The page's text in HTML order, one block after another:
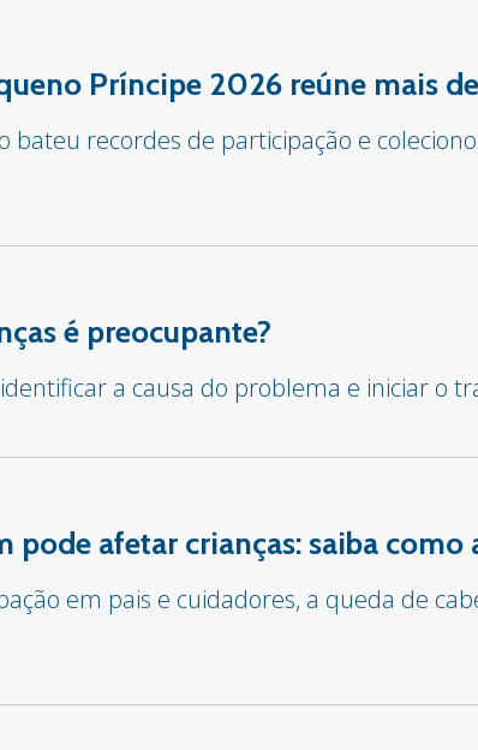
Príncipe 2026 reúne mais
bateu recordes de participação e
é preocupante?
a causa do problema e iniciar o
pode afetar crianças: saiba como
em pais e cuidadores, a queda de